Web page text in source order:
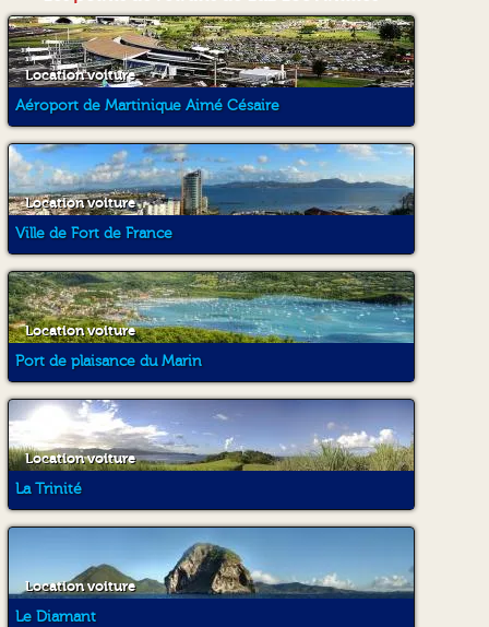
en début d apres midi. Tout
s'est bien passé. Je
recommande cette agence
de location Luz Loc. "
Location voiture
Aéroport de Martinique Aimé Césaire
Location voiture
Ville de Fort de France
Location voiture
Port de plaisance du Marin
Location voiture
La Trinité
Location voiture
Le Diamant